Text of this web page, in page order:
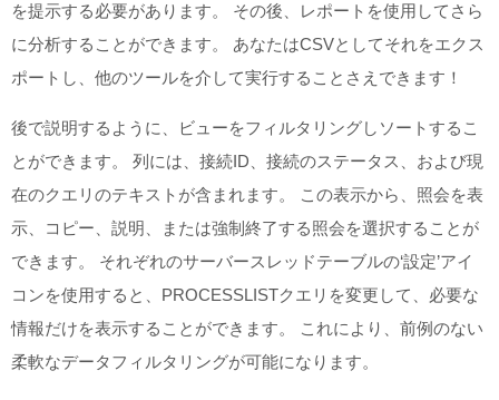
を提示する必要があります。 その後、レポートを使用してさら
に分析することができます。 あなたはCSVとしてそれをエクス
ポートし、他のツールを介して実行することさえできます！
後で説明するように、ビューをフィルタリングしソートするこ
とができます。 列には、接続ID、接続のステータス、および現
在のクエリのテキストが含まれます。 この表示から、照会を表
示、コピー、説明、または強制終了する照会を選択することが
できます。 それぞれのサーバースレッドテーブルの‘設定’アイ
コンを使用すると、PROCESSLISTクエリを変更して、必要な
情報だけを表示することができます。 これにより、前例のない
柔軟なデータフィルタリングが可能になります。